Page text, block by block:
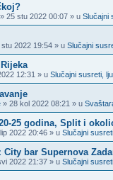
» 25 stu 2022 00:07 » u Slučajni
stu 2022 19:54 » u Slučajni
12:31 » u Slučajni susreti,
» 28 kol 2022 08:21 » u
25 godina, Split i
2022 20:46 » u Slučajni
bar Supernova
2022 21:37 » u Slučajni